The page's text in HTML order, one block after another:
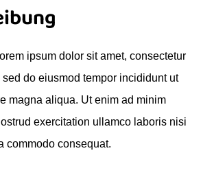
ipsum dolor sit amet, consectetur
do eiusmod tempor incididunt ut
magna aliqua. Ut enim ad minim
exercitation ullamco laboris nisi
commodo consequat.